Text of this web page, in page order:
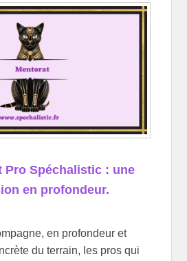
Pro Spéchalistic : une
en profondeur.
en profondeur et
du terrain, les pros qui